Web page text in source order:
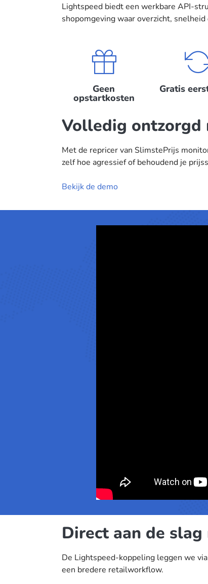
Lightspeed biedt een werkbare API-
shopomgeving waar overzicht,
Geen
opstartkosten
Gratis
Volledig ontzorgd
Met de repricer van SlimstePrijs
zelf hoe agressief of behoudend je
Bekijk de demo
Direct aan de
De Lightspeed-koppeling leggen we
een bredere retailworkflow.